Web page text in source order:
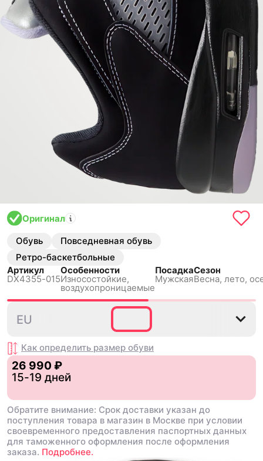
Оригинал
Обувь
Повседневная обувь
Ретро-баскетбольные
Артикул
DX4355-015
Особенности
Износостойкие,
воздухопроницаемые
Посадка
Мужская
Сезон
Весна, лето,
42.5
EU
Как определить размер обуви
26 990 ₽
15-19 дней
Обратите внимание: Срок доставки указан до
поступления товара в магазин в Москве при условии
своевременного предоставления паспортных данных
для таможенного оформления после оформления
заказа. Подробнее.